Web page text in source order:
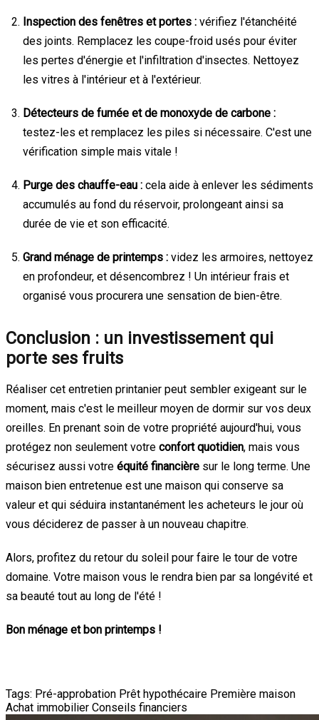
Inspection des fenêtres et portes : vérifiez l'étanchéité
des joints. Remplacez les coupe-froid usés pour éviter
les pertes d'énergie et l'infiltration d'insectes. Nettoyez
les vitres à l'intérieur et à l'extérieur.
Détecteurs de fumée et de monoxyde de carbone :
testez-les et remplacez les piles si nécessaire. C'est une
vérification simple mais vitale !
Purge des chauffe-eau : cela aide à enlever les sédiments
accumulés au fond du réservoir, prolongeant ainsi sa
durée de vie et son efficacité.
Grand ménage de printemps : videz les armoires, nettoyez
en profondeur, et désencombrez ! Un intérieur frais et
organisé vous procurera une sensation de bien-être.
Conclusion : un investissement qui
porte ses fruits
Réaliser cet entretien printanier peut sembler exigeant sur le
moment, mais c'est le meilleur moyen de dormir sur vos deux
oreilles. En prenant soin de votre propriété aujourd'hui, vous
protégez non seulement votre confort quotidien, mais vous
sécurisez aussi votre équité financière sur le long terme. Une
maison bien entretenue est une maison qui conserve sa
valeur et qui séduira instantanément les acheteurs le jour où
vous déciderez de passer à un nouveau chapitre.
Alors, profitez du retour du soleil pour faire le tour de votre
domaine. Votre maison vous le rendra bien par sa longévité et
sa beauté tout au long de l'été !
Bon ménage et bon printemps !
Tags: Pré-approbation Prêt hypothécaire Première maison
Achat immobilier Conseils financiers